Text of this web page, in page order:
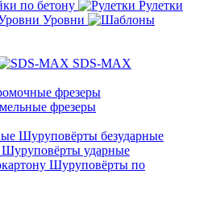
по бетону
Рулетки
Уровни
SDS-MAX
фрезеры
фрезеры
Шуруповёрты безударные
Шуруповёрты ударные
Шуруповёрты по